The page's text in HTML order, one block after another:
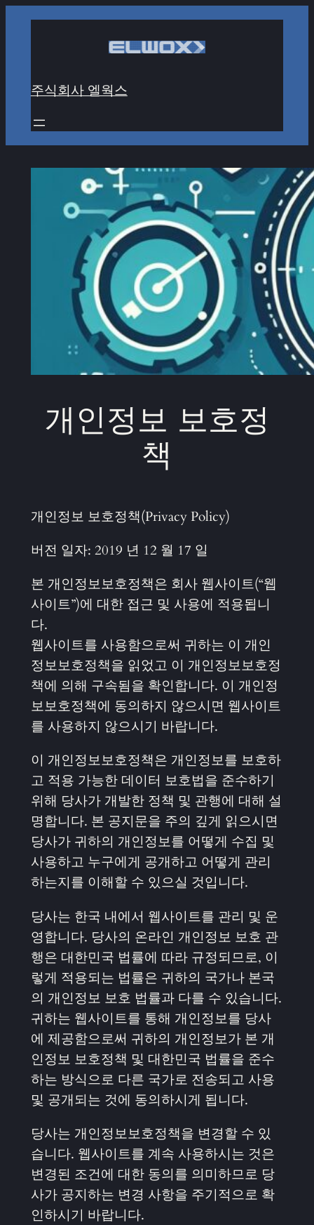
주식회사 엘웍스
개인정보 보호정
책
개인정보 보호정책(Privacy Policy)
버전 일자: 2019 년 12 월 17 일
본 개인정보보호정책은 회사 웹사이트(“웹
사이트”)에 대한 접근 및 사용에 적용됩니
다.
웹사이트를 사용함으로써 귀하는 이 개인
정보보호정책을 읽었고 이 개인정보보호정
책에 의해 구속됨을 확인합니다. 이 개인정
보보호정책에 동의하지 않으시면 웹사이트
를 사용하지 않으시기 바랍니다.
이 개인정보보호정책은 개인정보를 보호하
고 적용 가능한 데이터 보호법을 준수하기
위해 당사가 개발한 정책 및 관행에 대해 설
명합니다. 본 공지문을 주의 깊게 읽으시면
당사가 귀하의 개인정보를 어떻게 수집 및
사용하고 누구에게 공개하고 어떻게 관리
하는지를 이해할 수 있으실 것입니다.
당사는 한국 내에서 웹사이트를 관리 및 운
영합니다. 당사의 온라인 개인정보 보호 관
행은 대한민국 법률에 따라 규정되므로, 이
렇게 적용되는 법률은 귀하의 국가나 본국
의 개인정보 보호 법률과 다를 수 있습니다.
귀하는 웹사이트를 통해 개인정보를 당사
에 제공함으로써 귀하의 개인정보가 본 개
인정보 보호정책 및 대한민국 법률을 준수
하는 방식으로 다른 국가로 전송되고 사용
및 공개되는 것에 동의하시게 됩니다.
당사는 개인정보보호정책을 변경할 수 있
습니다. 웹사이트를 계속 사용하시는 것은
변경된 조건에 대한 동의를 의미하므로 당
사가 공지하는 변경 사항을 주기적으로 확
인하시기 바랍니다.